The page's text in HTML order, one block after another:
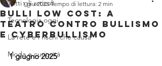
Tutti gli articoli
Tecnologia oggi
La rete e i rischi che causa
Moda e curiosità
BULLI LOW COST: A
TEATRO CONTRO BULLISMO
E CYBERBULLISMO
1 giu 2025 Tempo di lettura: 2 min
1 giugno 2025